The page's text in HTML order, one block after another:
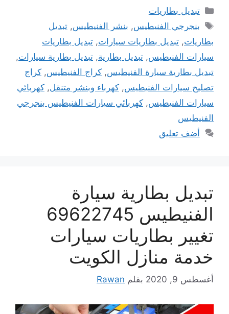
التصنيفات
تبديل بطاريات
الوسوم
بنجرجي الفنيطيس, بنشر الفنيطيس,تبديل
بطاريات, تبديل بطاريات سيارات, تبديل بطاريات
سيارات الفنيطيس, تبديل بطارية, تبديل بطارية سيارات,
تبديل بطارية سيارة الفنيطيس, كراج الفنيطيس, كراج
تصليح سيارات الفنيطيس, كهرباء وبنشر متنقل, كهربائي
سيارات الفنيطيس, كهربائي سيارات الفنيطيس بنجرجي
الفنيطيس
أضف تعليق
تبديل بطارية سيارة
الفنيطيس 69622745
تغيير بطاريات سيارات
خدمة منازل الكويت
أغسطس 9, 2020 بقلم Rawan